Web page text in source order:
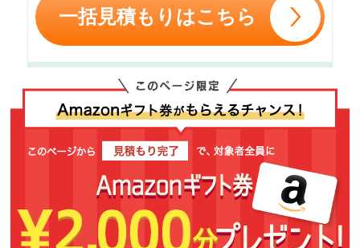
一括見積もりはこちら